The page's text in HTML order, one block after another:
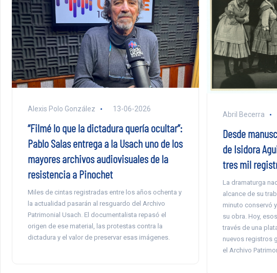
Alexis Polo González 13-06-2026
“Filmé lo que la dictadura quería ocultar”:
Pablo Salas entrega a la Usach uno de los
mayores archivos audiovisuales de la
resistencia a Pinochet
Miles de cintas registradas entre los años ochenta y
la actualidad pasarán al resguardo del Archivo
Patrimonial Usach. El documentalista repasó el
origen de ese material, las protestas contra la
dictadura y el valor de preservar esas imágenes.
Abril Becerra
Desde
de Isidora
tres mil
La dramaturga
alcance de su
minuto conservó
su obra. Hoy,
través de una
nuevos registros
el Archivo